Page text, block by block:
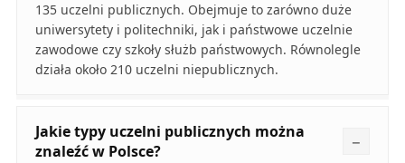
135 uczelni publicznych. Obejmuje to zarówno duże
uniwersytety i politechniki, jak i państwowe uczelnie
zawodowe czy szkoły służb państwowych. Równolegle
działa około 210 uczelni niepublicznych.
Jakie typy uczelni publicznych można
znaleźć w Polsce?